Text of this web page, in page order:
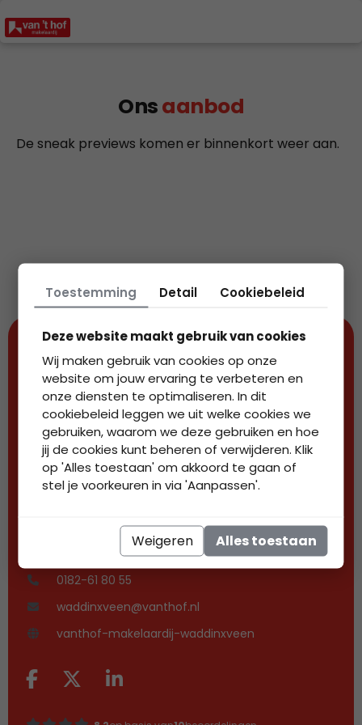
Onsaanbod
De sneak previews komen er binnenkort weer aan.
Contactgegevens
0182-61 80 55
waddinxveen@vanthof.nl
vanthof-makelaardij-waddinxveen
Toestemming Detail Cookiebeleid
Deze website maakt gebruik van cookies
Wij maken gebruik van cookies op onze
website om jouw ervaring te verbeteren en
onze diensten te optimaliseren. In dit
cookiebeleid leggen we uit welke cookies we
gebruiken, waarom we deze gebruiken en hoe
jij de cookies kunt beheren of verwijderen. Klik
op 'Alles toestaan' om akkoord te gaan of
stel je voorkeuren in via 'Aanpassen'.
Weigeren Alles toestaan